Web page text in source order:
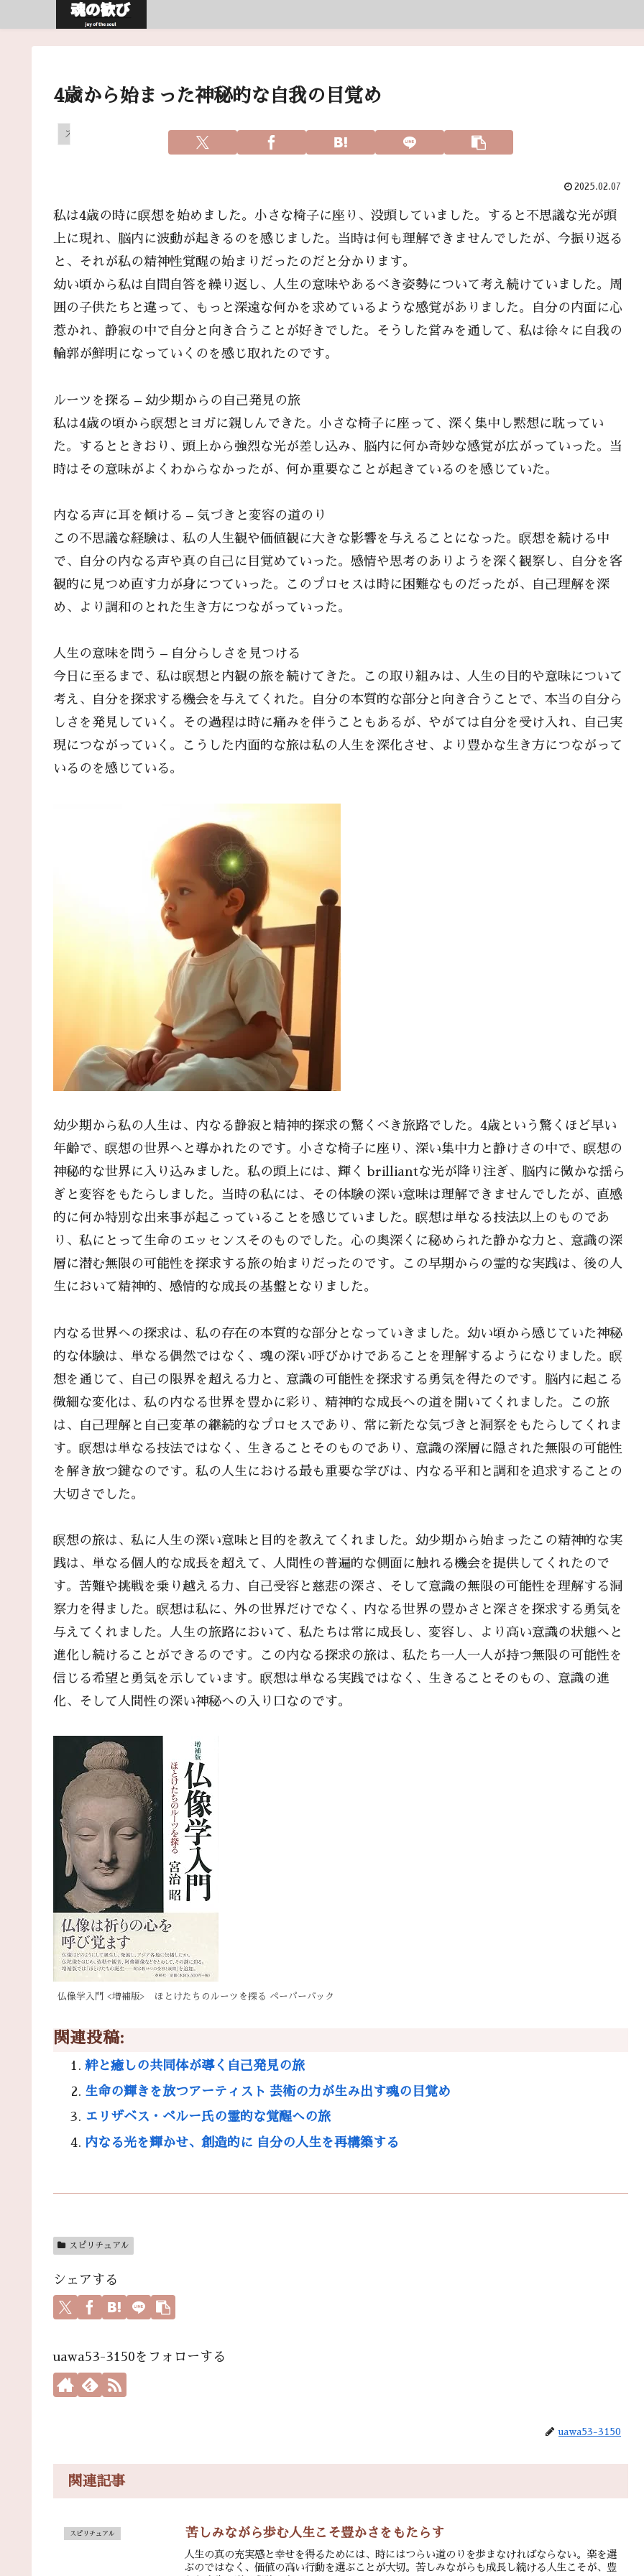
4歳から始まった神秘的な自我の目覚め
スピリチュアル
2025.02.07
私は4歳の時に瞑想を始めました。小さな椅子に座り、没頭していました。すると不思議な光が頭
上に現れ、脳内に波動が起きるのを感じました。当時は何も理解できませんでしたが、今振り返る
と、それが私の精神性覚醒の始まりだったのだと分かります。
幼い頃から私は自問自答を繰り返し、人生の意味やあるべき姿勢について考え続けていました。周
囲の子供たちと違って、もっと深遠な何かを求めているような感覚がありました。自分の内面に心
惹かれ、静寂の中で自分と向き合うことが好きでした。そうした営みを通して、私は徐々に自我の
輪郭が鮮明になっていくのを感じ取れたのです。
ルーツを探る – 幼少期からの自己発見の旅
私は4歳の頃から瞑想とヨガに親しんできた。小さな椅子に座って、深く集中し黙想に耽ってい
た。するとときおり、頭上から強烈な光が差し込み、脳内に何か奇妙な感覚が広がっていった。当
時はその意味がよくわからなかったが、何か重要なことが起きているのを感じていた。
内なる声に耳を傾ける – 気づきと変容の道のり
この不思議な経験は、私の人生観や価値観に大きな影響を与えることになった。瞑想を続ける中
で、自分の内なる声や真の自己に目覚めていった。感情や思考のありようを深く観察し、自分を客
観的に見つめ直す力が身につていった。このプロセスは時に困難なものだったが、自己理解を深
め、より調和のとれた生き方につながっていった。
人生の意味を問う – 自分らしさを見つける
今日に至るまで、私は瞑想と内観の旅を続けてきた。この取り組みは、人生の目的や意味について
考え、自分を探求する機会を与えてくれた。自分の本質的な部分と向き合うことで、本当の自分ら
しさを発見していく。その過程は時に痛みを伴うこともあるが、やがては自分を受け入れ、自己実
現につながっていく。こうした内面的な旅は私の人生を深化させ、より豊かな生き方につながって
いるのを感じている。
幼少期から私の人生は、内なる静寂と精神的探求の驚くべき旅路でした。4歳という驚くほど早い
年齢で、瞑想の世界へと導かれたのです。小さな椅子に座り、深い集中力と静けさの中で、瞑想の
神秘的な世界に入り込みました。私の頭上には、輝く brilliantな光が降り注ぎ、脳内に微かな揺ら
ぎと変容をもたらしました。当時の私には、その体験の深い意味は理解できませんでしたが、直感
的に何か特別な出来事が起こっていることを感じていました。瞑想は単なる技法以上のものであ
り、私にとって生命のエッセンスそのものでした。心の奥深くに秘められた静かな力と、意識の深
層に潜む無限の可能性を探求する旅の始まりだったのです。この早期からの霊的な実践は、後の人
生において精神的、感情的な成長の基盤となりました。
内なる世界への探求は、私の存在の本質的な部分となっていきました。幼い頃から感じていた神秘
的な体験は、単なる偶然ではなく、魂の深い呼びかけであることを理解するようになりました。瞑
想を通じて、自己の限界を超える力と、意識の可能性を探求する勇気を得たのです。脳内に起こる
微細な変化は、私の内なる世界を豊かに彩り、精神的な成長への道を開いてくれました。この旅
は、自己理解と自己変革の継続的なプロセスであり、常に新たな気づきと洞察をもたらしてくれま
す。瞑想は単なる技法ではなく、生きることそのものであり、意識の深層に隠された無限の可能性
を解き放つ鍵なのです。私の人生における最も重要な学びは、内なる平和と調和を追求することの
大切さでした。
瞑想の旅は、私に人生の深い意味と目的を教えてくれました。幼少期から始まったこの精神的な実
践は、単なる個人的な成長を超えて、人間性の普遍的な側面に触れる機会を提供してくれたので
す。苦難や挑戦を乗り越える力、自己受容と慈悲の深さ、そして意識の無限の可能性を理解する洞
察力を得ました。瞑想は私に、外の世界だけでなく、内なる世界の豊かさと深さを探求する勇気を
与えてくれました。人生の旅路において、私たちは常に成長し、変容し、より高い意識の状態へと
進化し続けることができるのです。この内なる探求の旅は、私たち一人一人が持つ無限の可能性を
信じる希望と勇気を示しています。瞑想は単なる実践ではなく、生きることそのもの、意識の進
化、そして人間性の深い神秘への入り口なのです。
仏像学入門 <増補版> ほとけたちのルーツを探る ペーパーバック
関連投稿:
絆と癒しの共同体が導く自己発見の旅
生命の輝きを放つアーティスト 芸術の力が生み出す魂の目覚め
エリザベス・ペルー氏の霊的な覚醒への旅
内なる光を輝かせ、創造的に 自分の人生を再構築する
スピリチュアル
シェアする
uawa53-3150をフォローする
uawa53-3150
関連記事
スピリチュアル 苦しみながら歩む人生こそ豊かさをもたらす
人生の真の充実感と幸せを得るためには、時にはつらい道のりを歩まなければならない。楽を選
ぶのではなく、価値の高い行動を選ぶことが大切。苦しみながらも成長し続ける人生こそが、豊